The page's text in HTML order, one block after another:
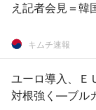
え記者会見＝韓
キムチ速報
ユーロ導入、
対根強く―ブル